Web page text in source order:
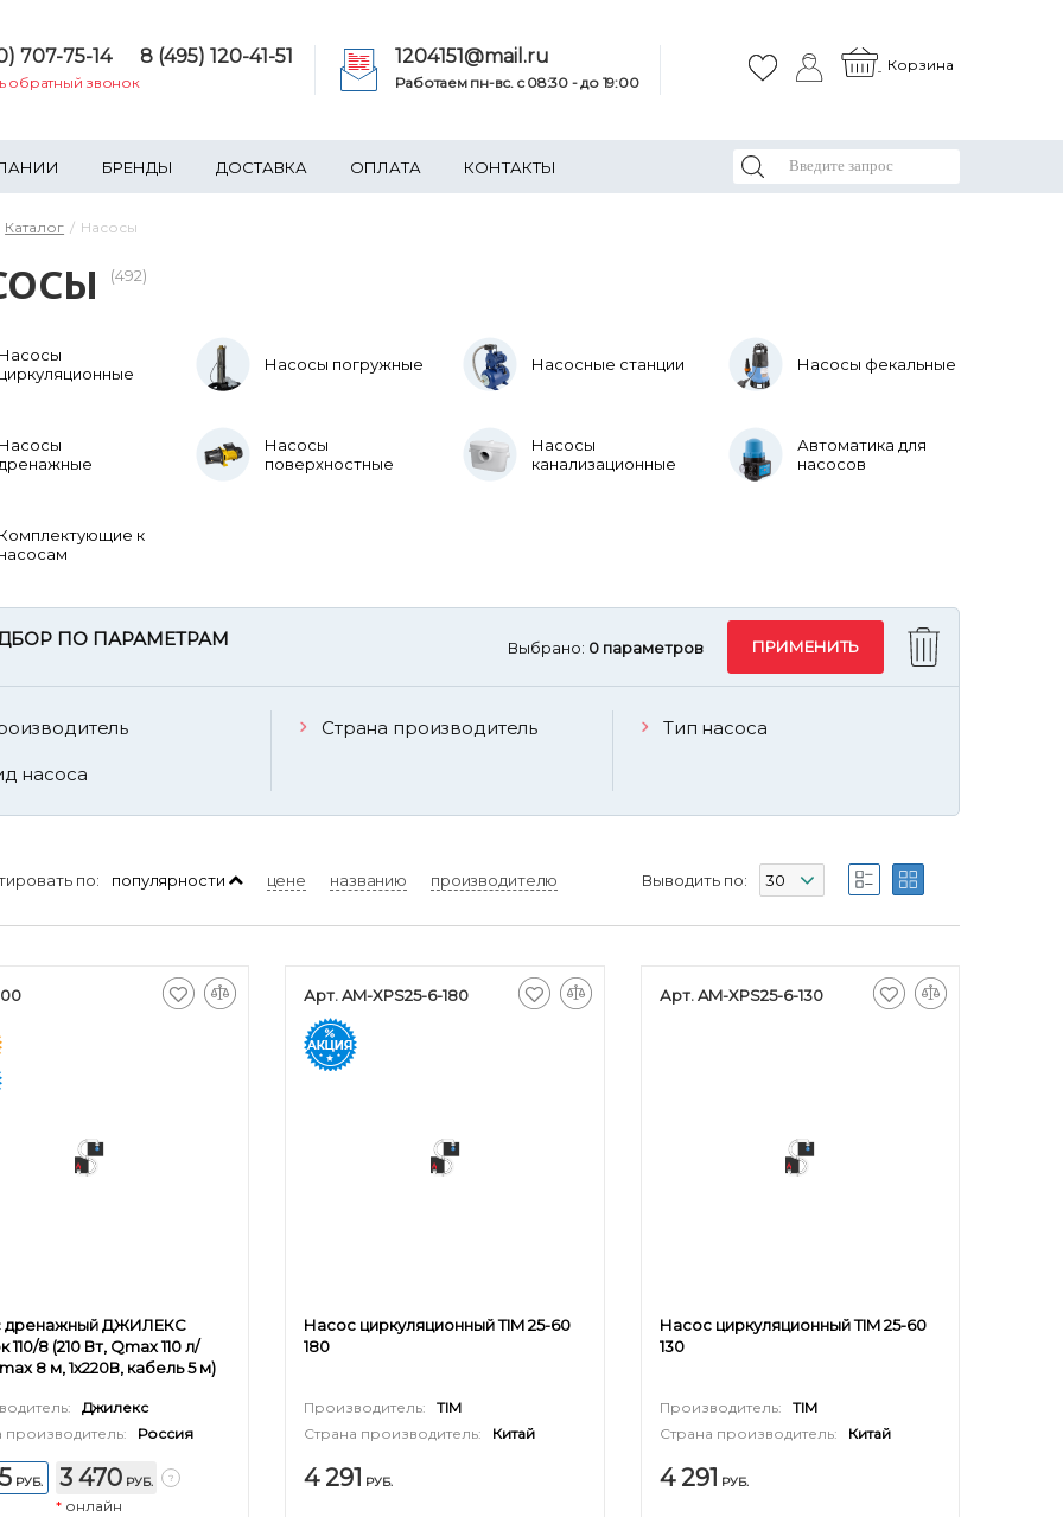
707-75-14 8 (495) 120-41-51
обратный звонок
1204151@mail.ru
Работаем пн-вс. c 08:30 - до 19:00
Корзина
БРЕНДЫ ДОСТАВКА ОПЛАТА КОНТАКТЫ
Каталог Насосы
(492)
Насосы
циркуляционные
Насосы погружные Насосные станции Насосы фекальные
Насосы
дренажные
Насосы
поверхностные
Насосы
канализационные
Автоматика для
насосов
Комплектующие к
насосам
ПО ПАРАМЕТРАМ Выбрано: 0 параметров
насоса
Страна производитель Тип насоса
по: популярности цене названию производителю Выводить по:
дренажный ДЖИЛЕКС
110/8 (210 Вт, Qmax 110 л/
8 м, 1x220В, кабель 5 м)
Джилекс
производитель:
Россия
РУБ. 3 470 РУБ.
* онлайн
Арт. AM-XPS25-6-180
Насос циркуляционный TIM 25-60
180
Производитель:
TIM
Страна производитель:
Китай
4 291 РУБ.
Арт. AM-XPS25-6-130
Насос циркуляционный TIM 25-60
130
Производитель:
TIM
Страна производитель:
Китай
4 291 РУБ.